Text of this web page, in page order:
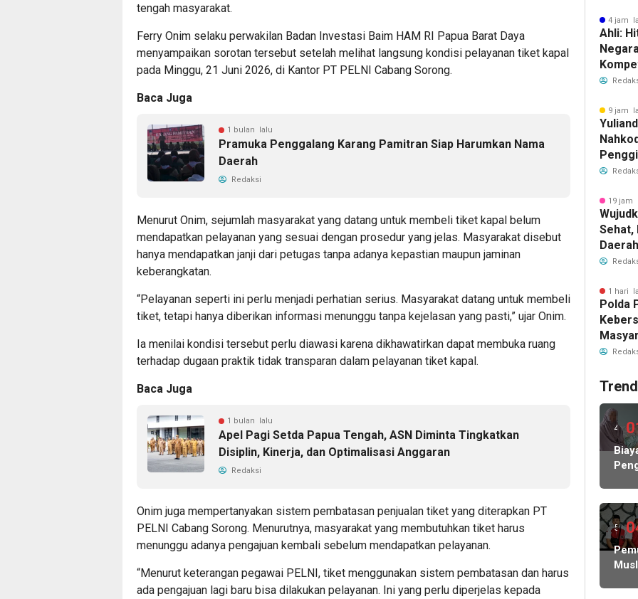
tengah masyarakat.
Ferry Onim selaku perwakilan Badan Investasi Baim HAM RI Papua Barat Daya
menyampaikan sorotan tersebut setelah melihat langsung kondisi pelayanan tiket kapal
pada Minggu, 21 Juni 2026, di Kantor PT PELNI Cabang Sorong.
Baca Juga
1 bulan lalu
Pramuka Penggalang Karang Pamitran Siap Harumkan Nama
Daerah
Redaksi
Menurut Onim, sejumlah masyarakat yang datang untuk membeli tiket kapal belum
mendapatkan pelayanan yang sesuai dengan prosedur yang jelas. Masyarakat disebut
hanya mendapatkan janji dari petugas tanpa adanya kepastian maupun jaminan
keberangkatan.
“Pelayanan seperti ini perlu menjadi perhatian serius. Masyarakat datang untuk membeli
tiket, tetapi hanya diberikan informasi menunggu tanpa kejelasan yang pasti,” ujar Onim.
Ia menilai kondisi tersebut perlu diawasi karena dikhawatirkan dapat membuka ruang
terhadap dugaan praktik tidak transparan dalam pelayanan tiket kapal.
Baca Juga
1 bulan lalu
Apel Pagi Setda Papua Tengah, ASN Diminta Tingkatkan
Disiplin, Kinerja, dan Optimalisasi Anggaran
Redaksi
Onim juga mempertanyakan sistem pembatasan penjualan tiket yang diterapkan PT
PELNI Cabang Sorong. Menurutnya, masyarakat yang membutuhkan tiket harus
menunggu adanya pengajuan kembali sebelum mendapatkan pelayanan.
“Menurut keterangan pegawai PELNI, tiket menggunakan sistem pembatasan dan harus
ada pengajuan lagi baru bisa dilakukan pelayanan. Ini yang perlu diperjelas kepada
4 jam
Ahli:
9 jam
19 jam
Sehat,
Wisata
1 hari
Polda
Polwan
4
hari
lalu
KP
5
hari
lalu